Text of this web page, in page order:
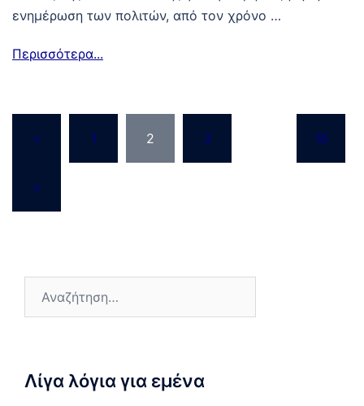
ενημέρωση των πολιτών, από τον χρόνο …
Περισσότερα...
< 1 2 3 16
>
Λίγα λόγια για εμένα